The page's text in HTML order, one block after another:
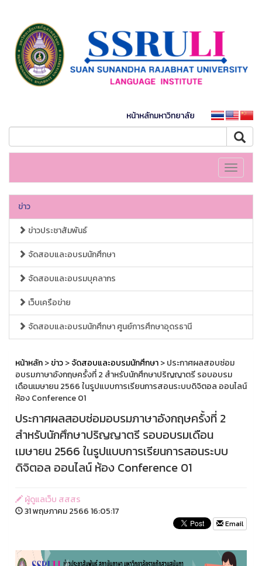
หน้าหลักมหาวิทยาลัย
Toggle
ข่าว
ข่าวประชาสัมพันธ์
จัดสอบและอบรมนักศึกษา
จัดสอบและอบรมบุคลากร
เว็บเครือข่าย
จัดสอบและอบรมนักศึกษา ศูนย์การศึกษาอุดรธานี
หน้าหลัก>ข่าว>จัดสอบและอบรมนักศึกษา> ประกาศผลสอบซ่อม
อบรมภาษาอังกฤษครั้งที่ 2 สำหรับนักศึกษาปริญญาตรี รอบอบรม
เดือนเมษายน 2566 ในรูปแบบการเรียนการสอนระบบดิจิตอล ออนไลน์
ห้อง Conference 01
ประกาศผลสอบซ่อมอบรมภาษาอังกฤษครั้งที่ 2
สำหรับนักศึกษาปริญญาตรี รอบอบรมเดือน
เมษายน 2566 ในรูปแบบการเรียนการสอนระบบ
ดิจิตอล ออนไลน์ ห้อง Conference 01
ผู้ดูแลเว็บ สสสร
31 พฤษภาคม 2566 16:05:17
Email